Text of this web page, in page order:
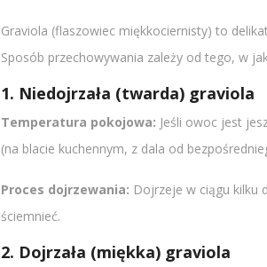
Graviola (flaszowiec miękkociernisty) to
Sposób przechowywania zależy od tego, w
1. Niedojrzała (twarda) graviola
Temperatura pokojowa: Jeśli owoc jest
(na blacie kuchennym, z dala od
Proces dojrzewania: Dojrzeje w ciągu kilku
ściemnieć.
2. Dojrzała (miękka) graviola